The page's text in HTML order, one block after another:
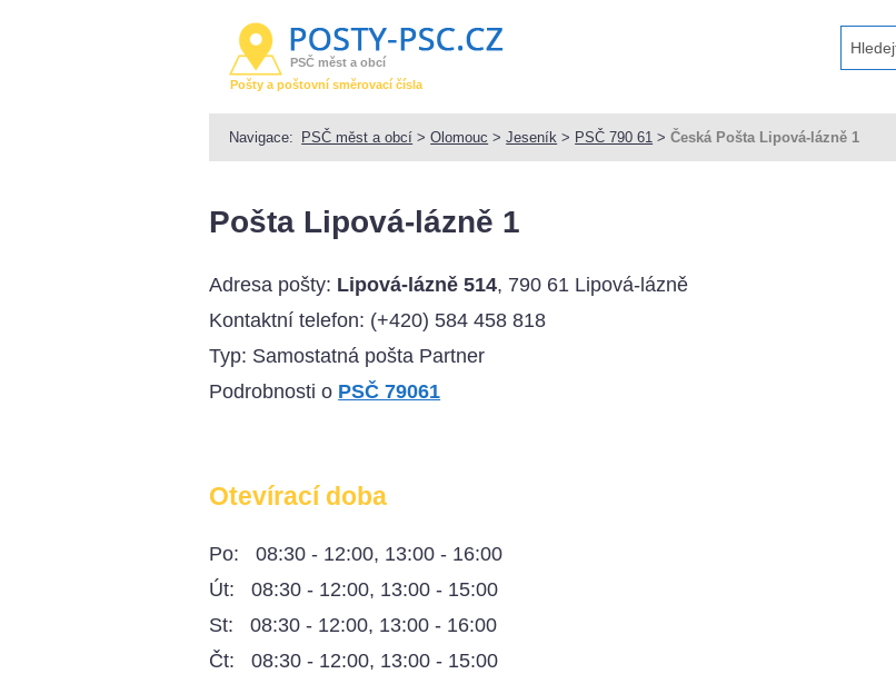
PSČ měst a obcí
Pošty a poštovní směrovací čísla
Navigace: PSČ měst a obcí >Olomouc >Jeseník > PSČ 790 61 >Česká Pošta Lipová-lázně 1
Pošta Lipová-lázně 1
Adresa pošty: Lipová-lázně 514, 790 61 Lipová-lázně
Kontaktní telefon: (+420) 584 458 818
Typ: Samostatná pošta Partner
Podrobnosti o PSČ 79061
Otevírací doba
Po: 08:30 - 12:00, 13:00 - 16:00
Út: 08:30 - 12:00, 13:00 - 15:00
St: 08:30 - 12:00, 13:00 - 16:00
Čt: 08:30 - 12:00, 13:00 - 15:00